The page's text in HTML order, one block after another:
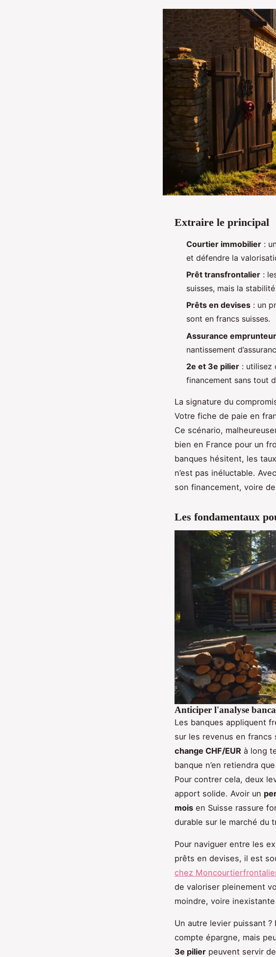
Extraire le principal
Courtier immobilier :
et défendre la
Prêt transfrontalier :
suisses, mais la
Prêts en devises : un
sont en francs suisses.
Assurance emprunteur
nantissement
2e et 3e pilier : utilisez
financement sans tout
La signature du
Votre fiche de paie en
Ce scénario,
bien en France pour un
banques hésitent, les
n’est pas inéluctable.
son financement, voire
Les fondamentaux
Anticiper l'analyse
Les banques appliquent
sur les revenus en
change CHF/EUR à long
banque n’en retiendra
Pour contrer cela, deux
apport solide. Avoir un
mois en Suisse rassure
durable sur le marché du
Pour naviguer entre les
prêts en devises, il est
chez
de valoriser pleinement
moindre, voire
Un autre levier puissant
compte épargne, mais
3e pilier peuvent servir